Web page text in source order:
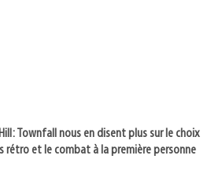
Townfall nous en disent plus sur le choix
rétro et le combat à la première personne